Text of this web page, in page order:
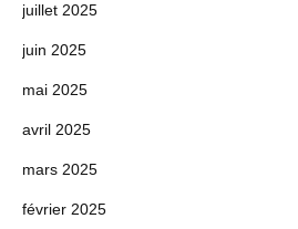
juillet 2025
juin 2025
mai 2025
avril 2025
mars 2025
février 2025